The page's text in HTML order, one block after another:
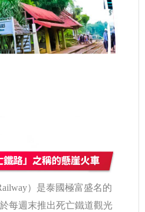
）是泰國極富盛名的
每週末推出死亡鐵道觀光